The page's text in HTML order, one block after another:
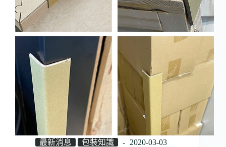
最新消息 包裝知識 2020-03-03